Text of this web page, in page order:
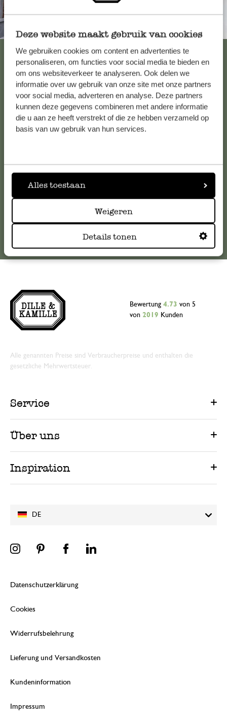
Deze website maakt gebruik van cookies
We gebruiken cookies om content en advertenties te
personaliseren, om functies voor social media te bieden en
om ons websiteverkeer te analyseren. Ook delen we
informatie over uw gebruik van onze site met onze partners
voor social media, adverteren en analyse. Deze partners
kunnen deze gegevens combineren met andere informatie
die u aan ze heeft verstrekt of die ze hebben verzameld op
basis van uw gebruik van hun services.
Alles toestaan
Weigeren
Details tonen
Immer in der Nähe
Alle 62 Geschäfte anzeigen
Kundenservice/Hilfe
Falls Sie Fragen haben oder Tipps und Hilfe brauchen, wenden
Sie sich bitte an unseren Kundenservice. Oder lesen Sie hier
kundenservice@dille-kamille.de
DE
Bewertung 4.73 von 5
von 2019 Kunden
Alle genannten Preise sind Verbraucherpreise und enthalten die
gesetzliche Mehrwertsteuer.
Service
Über uns
Inspiration
Datenschutzerklärung
Cookies
Widerrufsbelehrung
Lieferung und Versandkosten
Kundeninformation
Impressum